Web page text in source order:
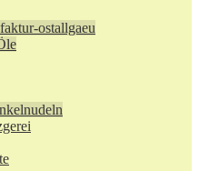
ostallgaeu